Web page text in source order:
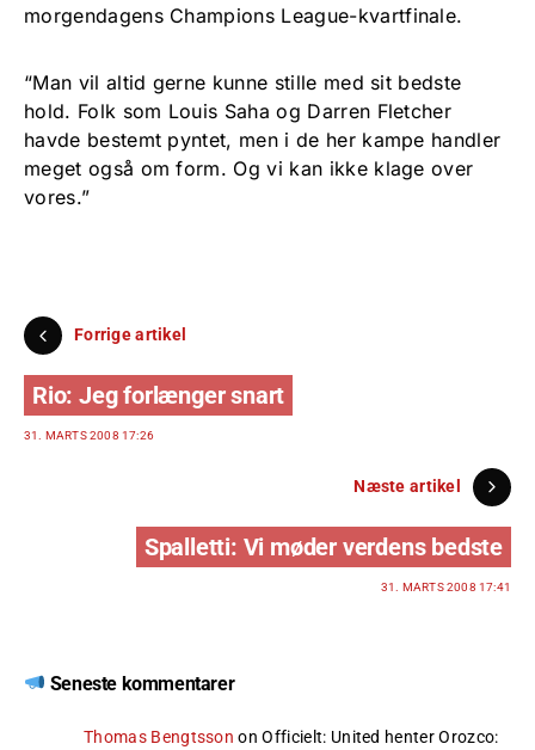
morgendagens Champions League-kvartfinale.
“Man vil altid gerne kunne stille med sit bedste
hold. Folk som Louis Saha og Darren Fletcher
havde bestemt pyntet, men i de her kampe handler
meget også om form. Og vi kan ikke klage over
vores.”
Forrige artikel
Rio: Jeg forlænger snart
31. MARTS 2008 17:26
Næste artikel
Spalletti: Vi møder verdens bedste
31. MARTS 2008 17:41
Seneste kommentarer
Thomas Bengtsson onOfficielt: United henter Orozco: